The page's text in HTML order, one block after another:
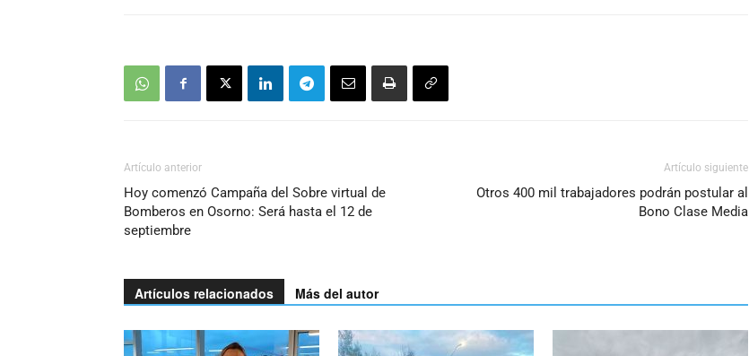
Artículo anterior
Hoy comenzó Campaña del Sobre virtual de
Bomberos en Osorno: Será hasta el 12 de
septiembre
Artículo siguiente
Otros 400 mil trabajadores podrán postular al
Bono Clase Media
Artículos relacionados Más del autor